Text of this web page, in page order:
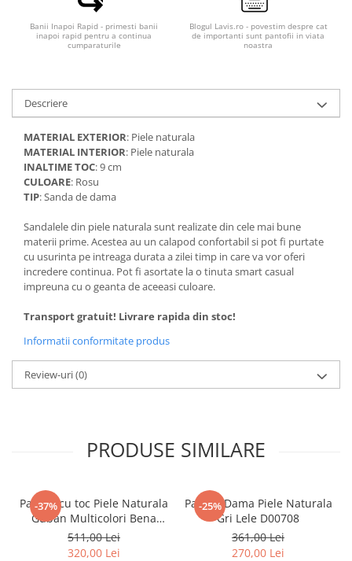
Banii Inapoi Rapid - primesti banii
inapoi rapid pentru a continua
cumparaturile
Blogul Lavis.ro - povestim despre cat
de importanti sunt pantofii in viata
noastra
Descriere
MATERIAL EXTERIOR: Piele naturala
MATERIAL INTERIOR: Piele naturala
INALTIME TOC: 9 cm
CULOARE: Rosu
TIP: Sanda de dama
Sandalele din piele naturala sunt realizate din cele mai bune
materii prime. Acestea au un calapod confortabil si pot fi purtate
cu usurinta pe intreaga durata a zilei timp in care va vor oferi
incredere continua. Pot fi asortate la o tinuta smart casual
impreuna cu o geanta de aceeasi culoare.
Transport gratuit! Livrare rapida din stoc!
Informatii conformitate produs
Review-uri(0)
PRODUSE SIMILARE
-37%
Pantofi cu toc Piele Naturala
Guban Multicolori Bena
D00646
511,00 Lei
320,00 Lei
-25%
Pantofi Dama Piele Naturala
Gri Lele D00708
361,00 Lei
270,00 Lei